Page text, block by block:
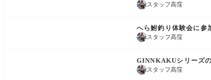
スタッフ高窪
へら鮒釣り体験会に参
スタッフ高窪
GINNKAKUシリーズ
スタッフ高窪